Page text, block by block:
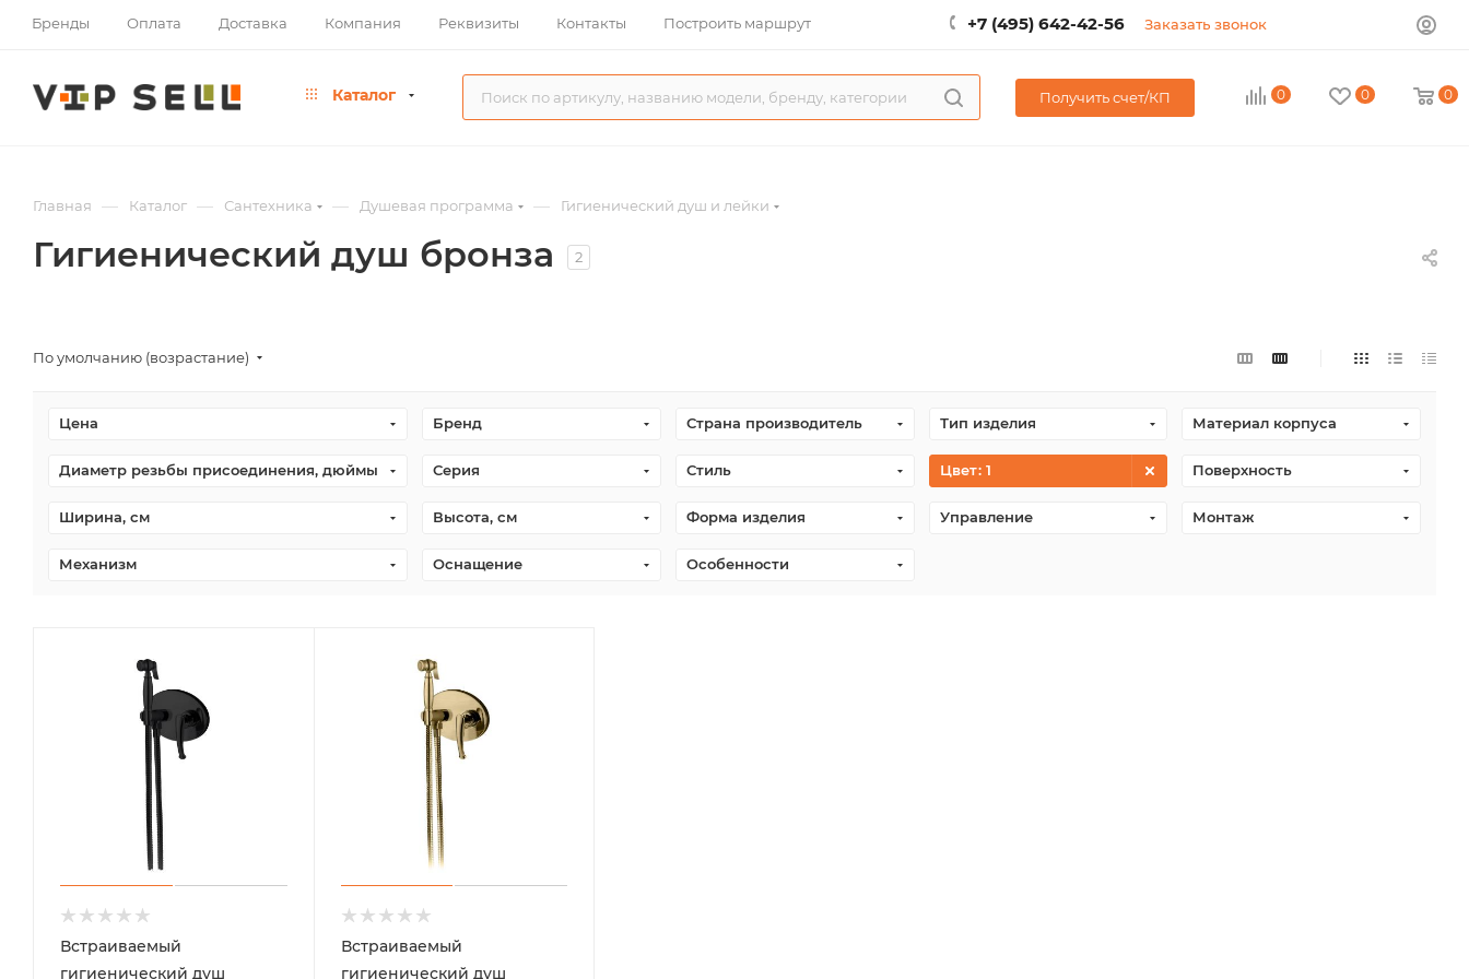
Бренды Оплата Доставка Компания Реквизиты Контакты Построить маршрут +7 (495) 642-42-56 Заказать звонок
Каталог Получить счет/КП 0 0 0
Главная — Каталог — Сантехника — Душевая программа — Гигиенический душ и лейки
Гигиенический душ бронза 2
По умолчанию (возрастание)
Цена Бренд Страна производитель Тип изделия Материал корпуса
Диаметр резьбы присоединения, дюймы Серия Стиль Цвет: 1 Поверхность
Ширина, см Высота, см Форма изделия Управление Монтаж
Механизм Оснащение Особенности
Встраиваемый
гигиенический душ
Встраиваемый
гигиенический душ